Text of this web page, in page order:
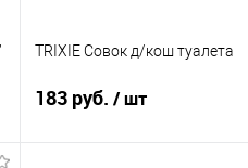
TRIXIE Совок д/кош туалета
183 руб. / шт